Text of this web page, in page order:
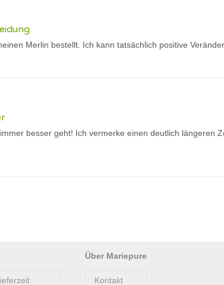
Merlin bestellt. Ich kann tatsächlich positive
besser geht! Ich vermerke einen deutlich längeren
Über Mariepure
Kontakt